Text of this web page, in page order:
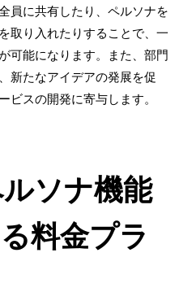
員に共有したり、ペルソナを
取り入れたりすることで、一
可能になります。また、部門
新たなアイデアの発展を促
ビスの開発に寄与します。
ソナ機能
料金プラ